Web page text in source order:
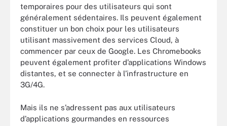
temporaires pour des utilisateurs qui sont
généralement sédentaires. Ils peuvent également
constituer un bon choix pour les utilisateurs
utilisant massivement des services Cloud, à
commencer par ceux de Google. Les Chromebooks
peuvent également profiter d’applications Windows
distantes, et se connecter à l’infrastructure en
3G/4G.
Mais ils ne s’adressent pas aux utilisateurs
d’applications gourmandes en ressources